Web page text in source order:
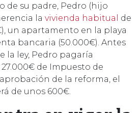
de su padre, Pedro (hijo
la vivienda habitual
de
un apartamento en la playa
bancaria (50.000€). Antes
la ley, Pedro pagaría
de Impuesto de
de la reforma, el
de unos 600€.